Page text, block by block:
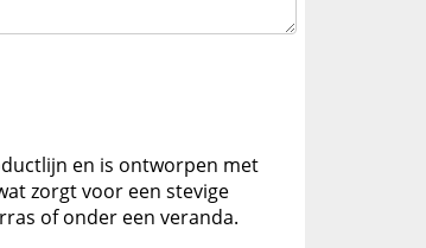
en is ontworpen met
zorgt voor een stevige
of onder een veranda.